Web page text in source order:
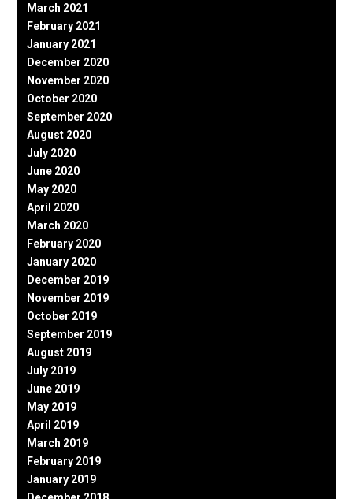
March 2021
February 2021
January 2021
December 2020
November 2020
October 2020
September 2020
August 2020
July 2020
June 2020
May 2020
April 2020
March 2020
February 2020
January 2020
December 2019
November 2019
October 2019
September 2019
August 2019
July 2019
June 2019
May 2019
April 2019
March 2019
February 2019
January 2019